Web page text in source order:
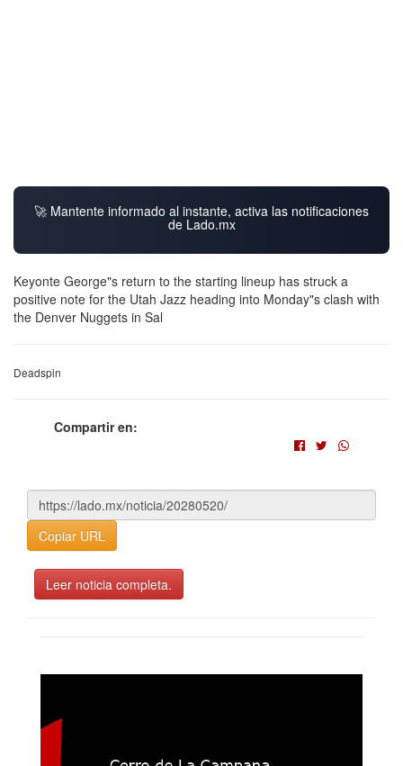
🚀 Mantente informado al instante, activa las notificaciones
de Lado.mx
Keyonte George"s return to the starting lineup has struck a
positive note for the Utah Jazz heading into Monday"s clash with
the Denver Nuggets in Sal
Deadspin
Compartir en:
Copiar URL
Leer noticia completa.